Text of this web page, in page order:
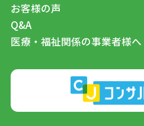
お客様の声
Q&A
医療・福祉関係の事業者様へ